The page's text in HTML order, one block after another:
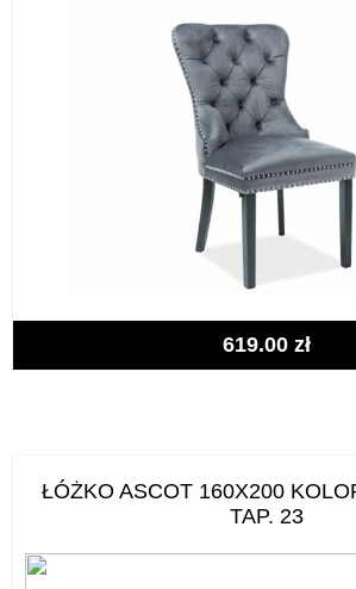
619.00 zł
ŁÓŻKO ASCOT 160X200
TAP. 23